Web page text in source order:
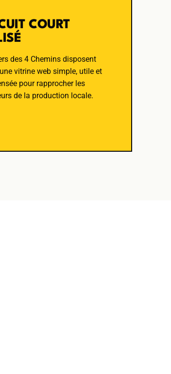
COURT
des 4 Chemins disposent
vitrine web simple, utile et
pour rapprocher les
de la production locale.